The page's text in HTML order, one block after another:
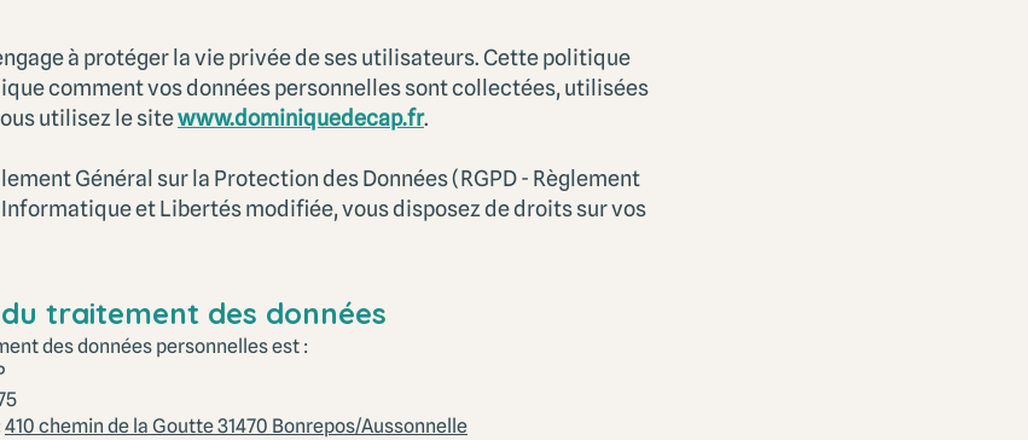
à protéger la vie privée de ses utilisateurs. Cette politique
comment vos données personnelles sont collectées, utilisées
utilisez le sitewww.dominiquedecap.fr.
Général sur la Protection des Données (RGPD - Règlement
Informatique et Libertés modifiée, vous disposez de droits sur vos
traitement des données
des données personnelles est :
410 chemin de la Goutte 31470 Bonrepos/Aussonnelle